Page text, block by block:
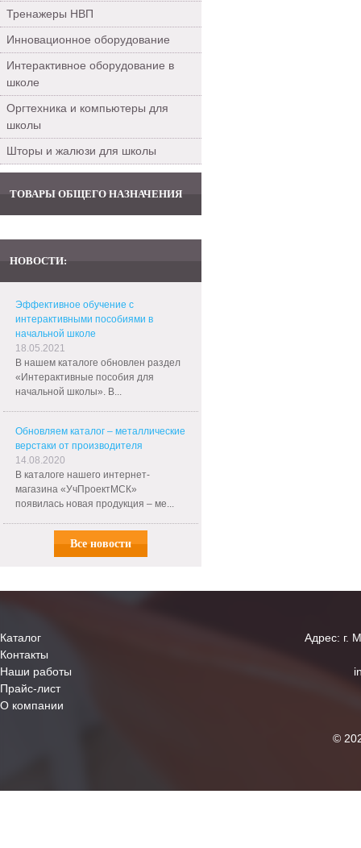
Тренажеры НВП
Инновационное оборудование
Интерактивное оборудование в
школе
Оргтехника и компьютеры для
школы
Шторы и жалюзи для школы
ТОВАРЫ ОБЩЕГО НАЗНАЧЕНИЯ
НОВОСТИ:
Эффективное обучение с
интерактивными пособиями в
начальной школе
18.05.2021
В нашем каталоге обновлен раздел
«Интерактивные пособия для
начальной школы». В...
Обновляем каталог – металлические
верстаки от производителя
14.08.2020
В каталоге нашего интернет-
магазина «УчПроектМСК»
появилась новая продукция – ме...
Все новости
Каталог
Контакты
Наши работы
Прайс-лист
О компании
Адрес: г.
©